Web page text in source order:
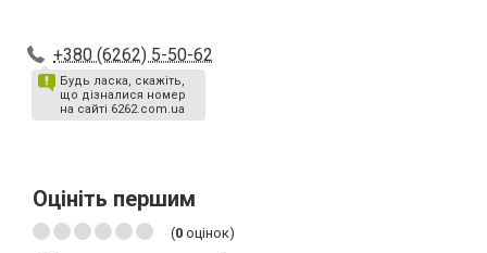
+380 (6262) 5-50-62
Будь ласка, скажіть,
що дізналися номер
на сайті 6262.com.ua
Оцініть першим
(0 оцінок)